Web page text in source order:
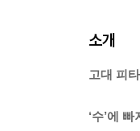
소개
고대 피
‘수’에